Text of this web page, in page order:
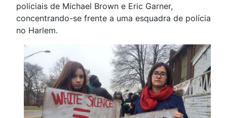
policiais de Michael Brown e Eric Garner,
concentrando-se frente a uma esquadra de polícia
no Harlem.